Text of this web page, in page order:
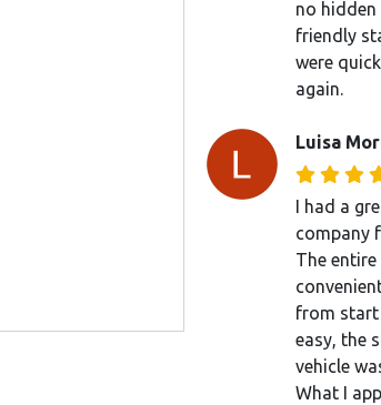
no hidden
friendly
were
again.
Luisa
I had a
company
The
from start
easy, the
vehicle
What I